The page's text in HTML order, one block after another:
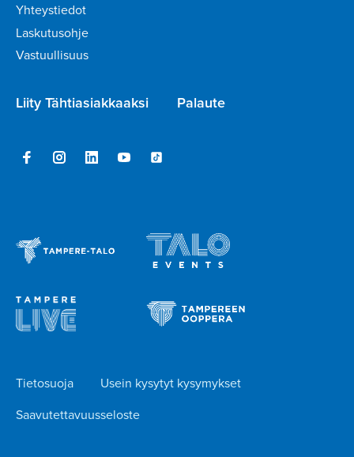
Yhteystiedot
Laskutusohje
Vastuullisuus
Liity Tähtiasiakkaaksi Palaute
Tietosuoja
Usein kysytyt kysymykset
Saavutettavuusseloste